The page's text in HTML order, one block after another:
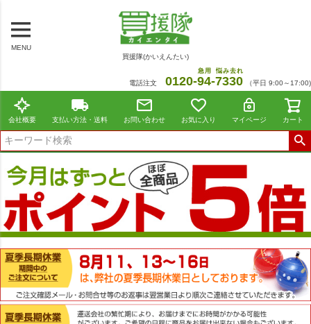
MENU
買援隊(かいえんたい)
電話注文 0120-94
急用
-7330
悩み去れ
（平日 9:00～17:00)
会社概要 支払い方法・送料 お問い合わせ お気に入り マイページ カート